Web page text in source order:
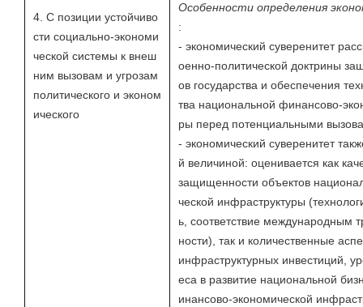
4. С позиции устойчиво
сти социально-экономи
ческой системы к внеш
ним вызовам и угрозам
политического и эконом
ического
Особенности определения
:
- экономический суверенитет
оенно-политической доктрины
ов государства и обеспечения
тва национальной финансово-
ры перед потенциальными
- экономический суверенитет
й величиной: оценивается как
защищенности объектов
ческой инфраструктуры
ь, соответствие международным
ности), так и количественные
инфраструктурных инвестиций,
еса в развитие национальной
инансово-экономической